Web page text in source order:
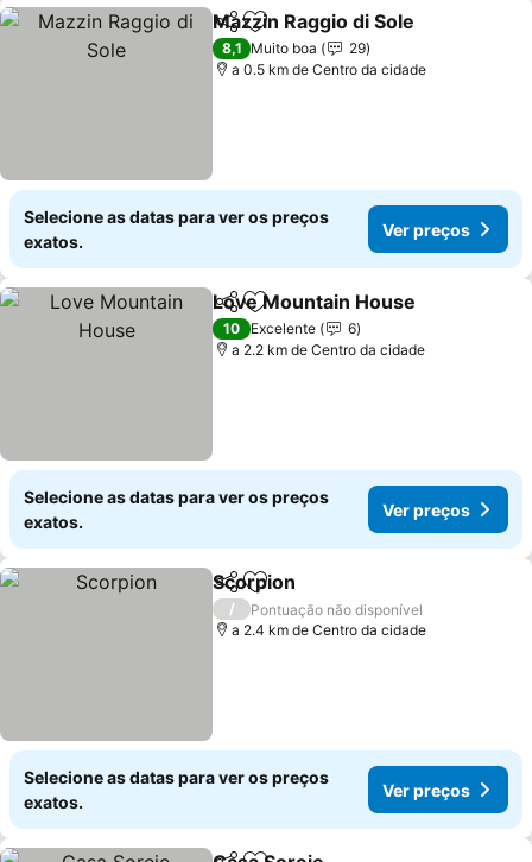
PartilharAdicionar aos favoritos
Mazzin Raggio di Sole
8,1 Muito boa
29
a 0.5 km de Centro da cidade
Selecione as datas para ver os preços
exatos.
Ver preços
PartilharAdicionar aos favoritos
Love Mountain House
10 Excelente
6
a 2.2 km de Centro da cidade
Selecione as datas para ver os preços
exatos.
Ver preços
PartilharAdicionar aos favoritos
Scorpion
/
Pontuação não disponível
a 2.4 km de Centro da cidade
Selecione as datas para ver os preços
exatos.
Ver preços